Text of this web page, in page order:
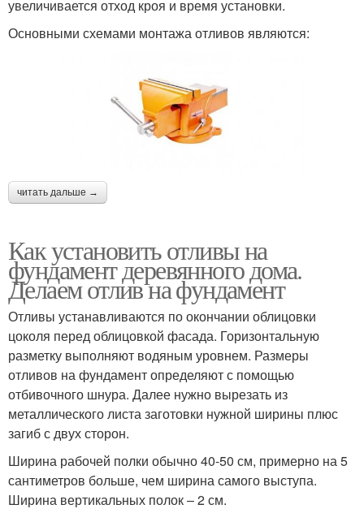
увеличивается отход кроя и время установки.
Основными схемами монтажа отливов являются:
читать дальше →
Как установить отливы на
фундамент деревянного дома.
Делаем отлив на фундамент
Отливы устанавливаются по окончании облицовки
цоколя перед облицовкой фасада. Горизонтальную
разметку выполняют водяным уровнем. Размеры
отливов на фундамент определяют с помощью
отбивочного шнура. Далее нужно вырезать из
металлического листа заготовки нужной ширины плюс
загиб с двух сторон.
Ширина рабочей полки обычно 40-50 см, примерно на 5
сантиметров больше, чем ширина самого выступа.
Ширина вертикальных полок – 2 см.